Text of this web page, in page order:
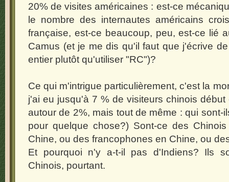
20% de visites américaines : est-ce
le nombre des internautes américains
française, est-ce beaucoup, peu, est-ce lié
Camus (et je me dis qu'il faut que j'écrive
entier plutôt qu'utiliser "RC")?
Ce qui m'intrigue particulièrement, c'est la
j'ai eu jusqu'à 7 % de visiteurs chinois
autour de 2%, mais tout de même : qui sont-
pour quelque chose?) Sont-ce des
Chine, ou des francophones en Chine, ou
Et pourquoi n'y a-t-il pas d'Indiens? Ils
Chinois, pourtant.